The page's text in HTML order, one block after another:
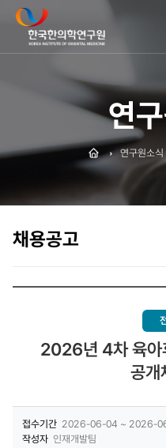
연
채용공고
Home연구원소식
2026년 4차 육아
공개
접수기간 2026-06-04 ~ 2026-
작성자 인재개발팀